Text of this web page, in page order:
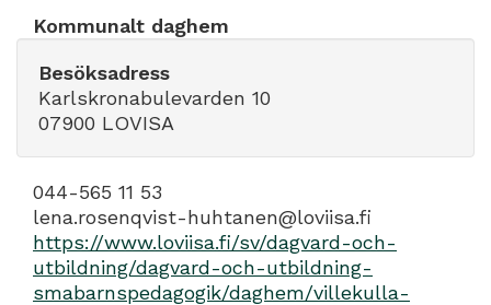
Kommunalt daghem
Besöksadress
Karlskronabulevarden 10
07900 LOVISA
044-565 11 53
lena.rosenqvist-huhtanen@loviisa.fi
https://www.loviisa.fi/sv/dagvard-och-
utbildning/dagvard-och-utbildning-
smabarnspedagogik/daghem/villekulla-